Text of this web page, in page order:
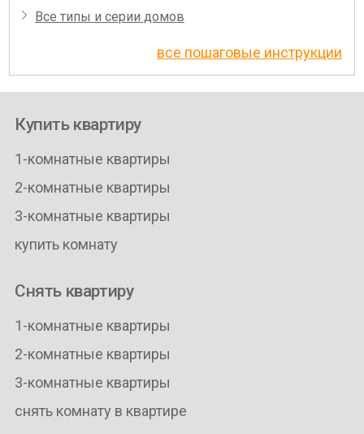
Все типы и серии домов
все пошаговые инструкции
Купить квартиру
1-комнатные квартиры
2-комнатные квартиры
3-комнатные квартиры
купить комнату
Снять квартиру
1-комнатные квартиры
2-комнатные квартиры
3-комнатные квартиры
снять комнату в квартире